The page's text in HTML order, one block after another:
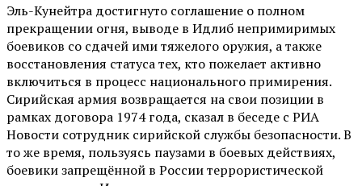
Эль-Кунейтра достигнуто соглашение о полном
прекращении огня, выводе в Идлиб непримиримых
боевиков со сдачей ими тяжелого оружия, а также
восстановления статуса тех, кто пожелает активно
включиться в процесс национального примирения.
Сирийская армия возвращается на свои позиции в
рамках договора 1974 года, сказал в беседе с РИА
Новости сотрудник сирийской службы безопасности. В
то же время, пользуясь паузами в боевых действиях,
боевики запрещённой в России террористической